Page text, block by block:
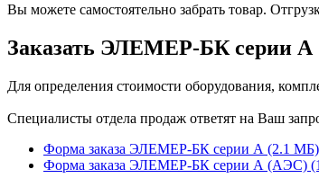
Вы можете самостоятельно забрать товар.
Заказать ЭЛЕМЕР-БК серии А
Для определения стоимости оборудования,
Специалисты отдела продаж ответят на Ваш
Форма заказа ЭЛЕМЕР-БК серии А (2.1 MБ)
Форма заказа ЭЛЕМЕР-БК серии А (АЭС)